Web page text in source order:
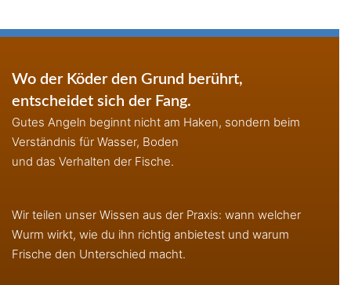
Wo der Köder den Grund berührt,
entscheidet sich der Fang.
Gutes Angeln beginnt nicht am Haken, sondern beim
Verständnis für Wasser, Boden
und das Verhalten der Fische.
Wir teilen unser Wissen aus der Praxis: wann welcher
Wurm wirkt, wie du ihn richtig anbietest und warum
Frische den Unterschied macht.